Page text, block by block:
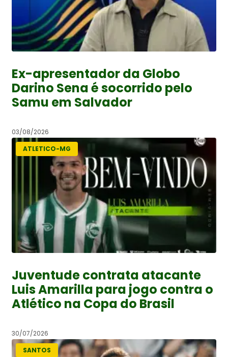
Ex-apresentador da Globo
Darino Sena é socorrido pelo
Samu em Salvador
03/08/2026
ATLETICO-MG
Juventude contrata atacante
Luis Amarilla para jogo contra o
Atlético na Copa do Brasil
30/07/2026
SANTOS